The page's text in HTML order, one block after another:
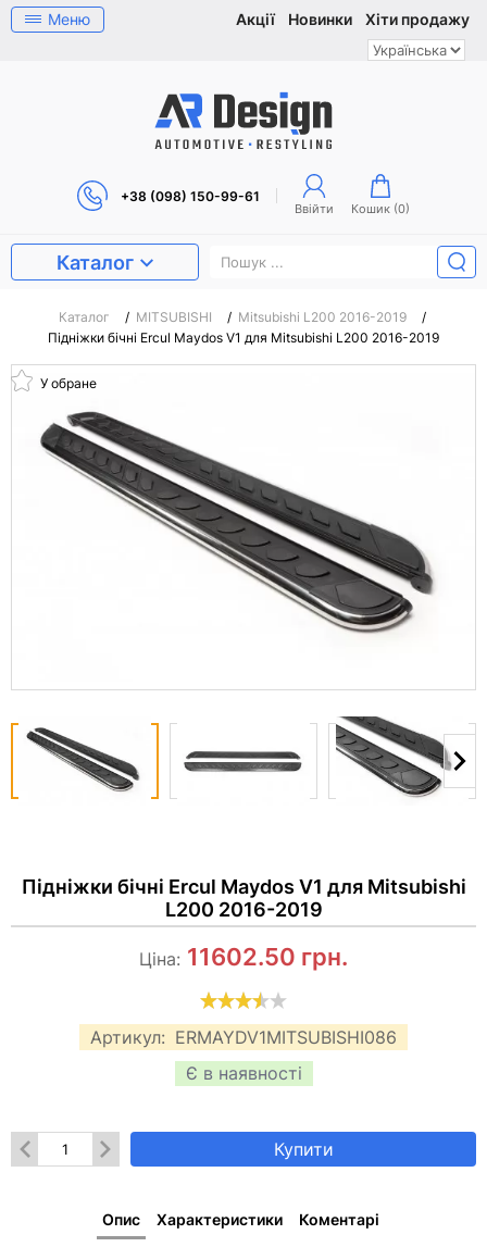
Меню Акції Новинки Хіти продажу
+38 (098) 150-99-61
Ввійти Кошик (0)
Каталог
Каталог / MITSUBISHI / Mitsubishi L200 2016-2019
/
Підніжки бічні Ercul Maydos V1 для Mitsubishi L200 2016-2019
У обране
Підніжки бічні Ercul Maydos V1 для Mitsubishi
L200 2016-2019
Артикул: ERMAYDV1MITSUBISHI086
Є в наявності
Ціна: 11602.50 грн.
Купити
Опис Характеристики Коментарі